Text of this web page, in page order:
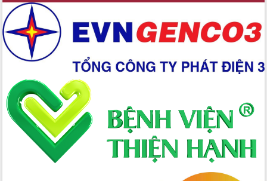
Xây dựng nền hành chính số đồng
hành cùng nông dân dân, doanh nghiệp
Giai đoạn 2026-2030, Đắk Lắk phấn
đấu có 77% xã đạt chuẩn nông thôn
Chuyển đổi số 'mở đường' cho nông
nghiệp Đắk Lắk tăng trưởng bứt phá
Triển khai đồng bộ đo đạc, lập hồ sơ
địa chính, hoàn thiện cơ sở dữ liệu đất
đai
Ứng dụng sinh trắc học - Bước tiến
trong hành trình chuyển đổi số tại Đắk